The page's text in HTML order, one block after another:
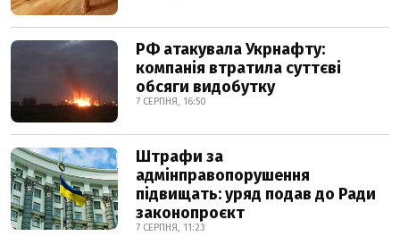
РФ атакувала Укрнафту:
компанія втратила суттєві
обсяги видобутку
7 СЕРПНЯ, 16:50
Штрафи за
адмінправопорушення
підвищать: уряд подав до Ради
законопроєкт
7 СЕРПНЯ, 11:23